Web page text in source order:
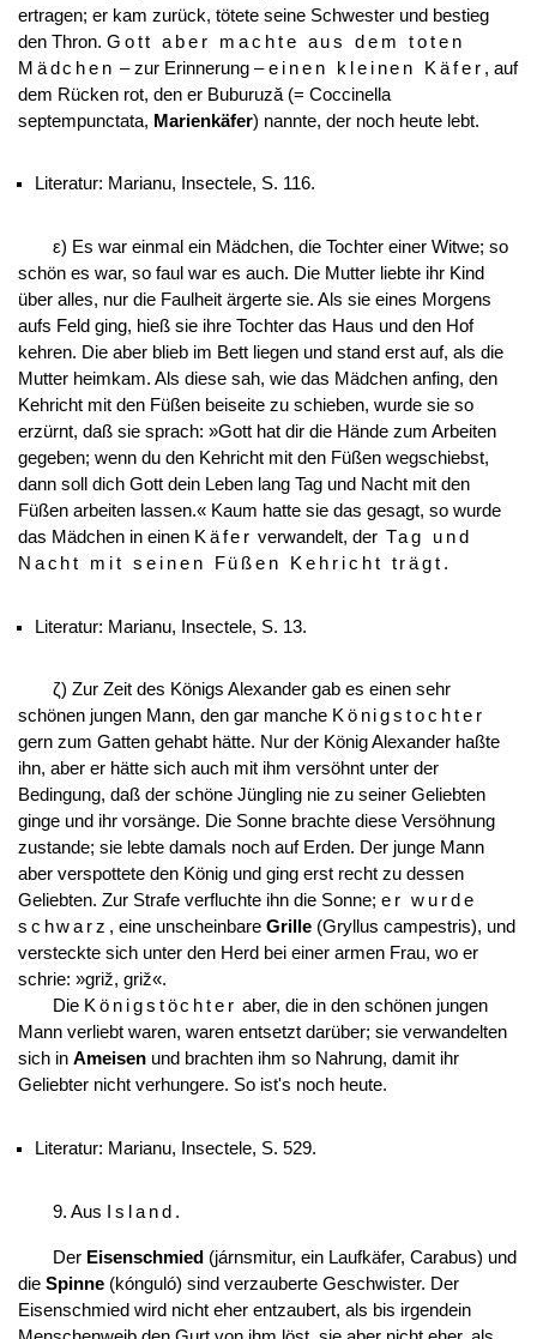
ertragen; er kam zurück, tötete seine Schwester und bestieg
den Thron. Gott aber machte aus dem toten
Mädchen – zur Erinnerung –einen kleinen Käfer , auf
dem Rücken rot, den er Buburuză (= Coccinella
septempunctata, Marienkäfer) nannte, der noch heute lebt.
Literatur: Marianu, Insectele, S. 116.
ε) Es war einmal ein Mädchen, die Tochter einer Witwe; so
schön es war, so faul war es auch. Die Mutter liebte ihr Kind
über alles, nur die Faulheit ärgerte sie. Als sie eines Morgens
aufs Feld ging, hieß sie ihre Tochter das Haus und den Hof
kehren. Die aber blieb im Bett liegen und stand erst auf, als die
Mutter heimkam. Als diese sah, wie das Mädchen anfing, den
Kehricht mit den Füßen beiseite zu schieben, wurde sie so
erzürnt, daß sie sprach: »Gott hat dir die Hände zum Arbeiten
gegeben; wenn du den Kehricht mit den Füßen wegschiebst,
dann soll dich Gott dein Leben lang Tag und Nacht mit den
Füßen arbeiten lassen.« Kaum hatte sie das gesagt, so wurde
das Mädchen in einen Käfer verwandelt, der Tag und
Nacht mit seinen Füßen Kehricht trägt .
Literatur: Marianu, Insectele, S. 13.
ζ) Zur Zeit des Königs Alexander gab es einen sehr
schönen jungen Mann, den gar manche Königstochter
gern zum Gatten gehabt hätte. Nur der König Alexander haßte
ihn, aber er hätte sich auch mit ihm versöhnt unter der
Bedingung, daß der schöne Jüngling nie zu seiner Geliebten
ginge und ihr vorsänge. Die Sonne brachte diese Versöhnung
zustande; sie lebte damals noch auf Erden. Der junge Mann
aber verspottete den König und ging erst recht zu dessen
Geliebten. Zur Strafe verfluchte ihn die Sonne; er wurde
schwarz , eine unscheinbareGrille (Gryllus campestris), und
versteckte sich unter den Herd bei einer armen Frau, wo er
schrie: »griž, griž«.
Die Königstöchter aber, die in den schönen jungen
Mann verliebt waren, waren entsetzt darüber; sie verwandelten
sich in Ameisenund brachten ihm so Nahrung, damit ihr
Geliebter nicht verhungere. So ist's noch heute.
Literatur: Marianu, Insectele, S. 529.
9. Aus Island .
Der Eisenschmied(járnsmitur, ein Laufkäfer, Carabus) und
die Spinne(kónguló) sind verzauberte Geschwister. Der
Eisenschmied wird nicht eher entzaubert, als bis irgendein